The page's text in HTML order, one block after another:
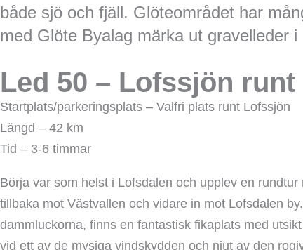
både sjö och fjäll. Glöteområdet har
med Glöte Byalag märka ut gravelleder
Led 50 – Lofssjön runt
Startplats/parkeringsplats – Valfri plats runt Lofssjön
Längd – 42 km
Tid – 3-6 timmar
Börja var som helst i Lofsdalen och upplev en
tillbaka mot Västvallen och vidare in mot Lofsdalen
dammluckorna, finns en fantastisk fikaplats med
vid ett av de mysiga vindskydden och njut av den